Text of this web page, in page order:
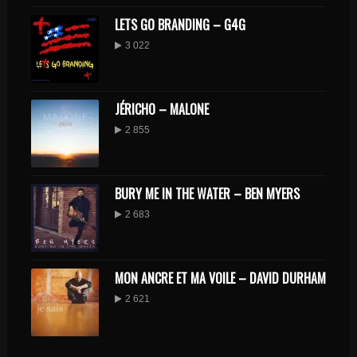
LETS GO BRANDING – G4G
3 022
JÉRICHO – MALONE
2 855
BURY ME IN THE WATER – BEN MYERS
2 683
MON ANCRE ET MA VOILE – DAVID DURHAM
2 621